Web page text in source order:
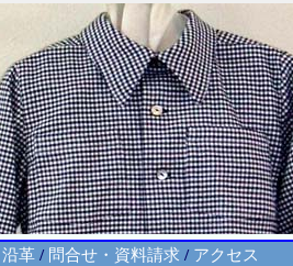
沿革/ 問合せ・資料請求/ アクセス